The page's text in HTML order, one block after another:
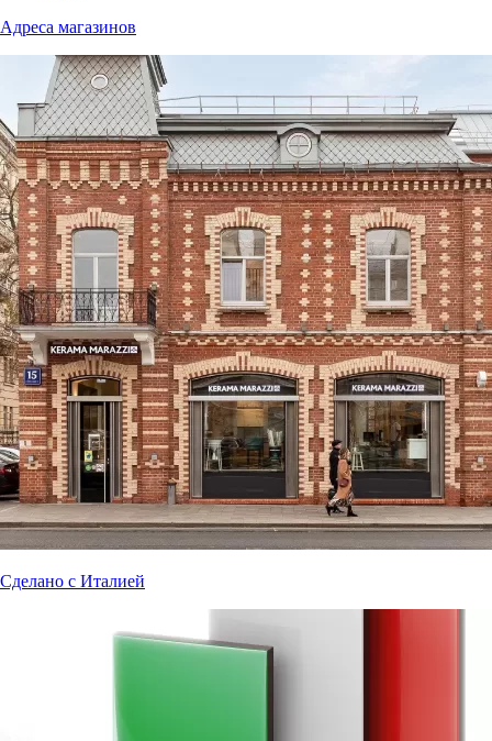
Адреса магазинов
Сделано с Италией